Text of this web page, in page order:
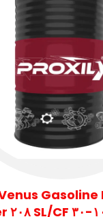
Gasoline